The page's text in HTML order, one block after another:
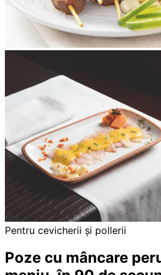
Pentru cevicherii și pollerii
Poze cu mâncare